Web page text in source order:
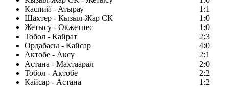
Каспий - Атырау
1:1
Шахтер - Кызыл-Жар СК
1:0
Жетысу - Окжетпес
1:0
Тобол - Кайрат
2:3
Ордабасы - Кайсар
4:0
Актобе - Аксу
2:1
Астана - Махтаарал
2:0
Тобол - Актобе
2:2
Кайсар - Астана
1:2